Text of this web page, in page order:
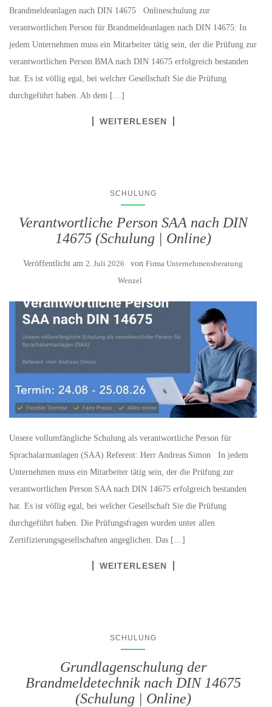
Brandmeldeanlagen nach DIN 14675 Onlineschulung zur
verantwortlichen Person für Brandmeldeanlagen nach DIN 14675: In
jedem Unternehmen muss ein Mitarbeiter tätig sein, der die Prüfung zur
verantwortlichen Person BMA nach DIN 14675 erfolgreich bestanden
hat. Es ist völlig egal, bei welcher Gesellschaft Sie die Prüfung
durchgeführt haben. Ab dem […]
WEITERLESEN
SCHULUNG
Verantwortliche Person SAA nach DIN
14675 (Schulung | Online)
Veröffentlicht am 2. Juli 2026 von Firma Unternehmensberatung
Wenzel
Unsere vollumfängliche Schulung als verantwortliche Person für
Sprachalarmanlagen (SAA) Referent: Herr Andreas Simon In jedem
Unternehmen muss ein Mitarbeiter tätig sein, der die Prüfung zur
verantwortlichen Person SAA nach DIN 14675 erfolgreich bestanden
hat. Es ist völlig egal, bei welcher Gesellschaft Sie die Prüfung
durchgeführt haben. Die Prüfungsfragen wurden unter allen
Zertifizierungsgesellschaften angeglichen. Das […]
WEITERLESEN
SCHULUNG
Grundlagenschulung der
Brandmeldetechnik nach DIN 14675
(Schulung | Online)